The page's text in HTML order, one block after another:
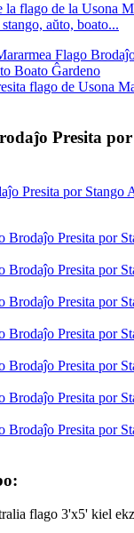
la flago de la Usona
aŭto, boato...
flago de Usona
Presita
flago 3'x5' kiel